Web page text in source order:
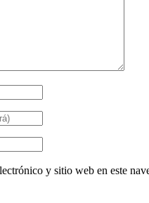
y sitio web en este